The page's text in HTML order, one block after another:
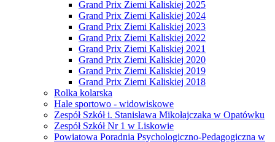
Grand Prix Ziemi Kaliskiej 2025
Grand Prix Ziemi Kaliskiej 2024
Grand Prix Ziemi Kaliskiej 2023
Grand Prix Ziemi Kaliskiej 2022
Grand Prix Ziemi Kaliskiej 2021
Grand Prix Ziemi Kaliskiej 2020
Grand Prix Ziemi Kaliskiej 2019
Grand Prix Ziemi Kaliskiej 2018
Rolka kolarska
Hale sportowo - widowiskowe
Zespół Szkół i. Stanisława Mikołajczaka w Opatówku
Zespół Szkół Nr 1 w Liskowie
Powiatowa Poradnia Psychologiczno-Pedagogiczna w